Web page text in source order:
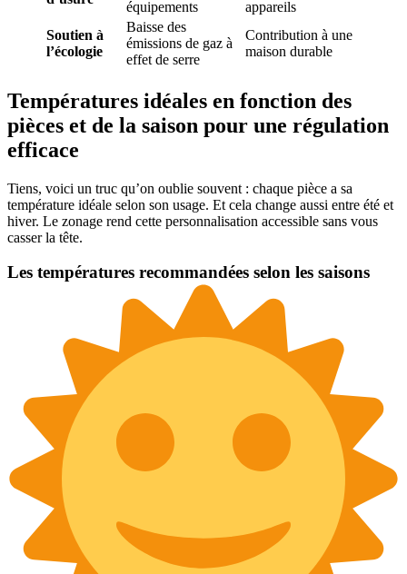
équipements
appareils
Soutien à
l’écologie
Baisse des
émissions de gaz à
effet de serre
Contribution à une
maison durable
Températures idéales en fonction des
pièces et de la saison pour une régulation
efficace
Tiens, voici un truc qu’on oublie souvent : chaque pièce a sa
température idéale selon son usage. Et cela change aussi entre été et
hiver. Le zonage rend cette personnalisation accessible sans vous
casser la tête.
Les températures recommandées selon les saisons